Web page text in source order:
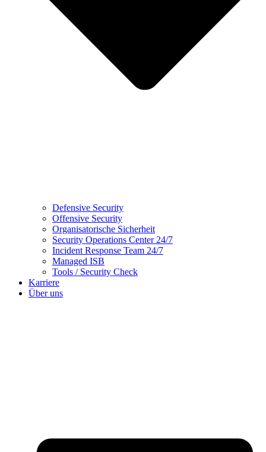
Defensive Security
Offensive Security
Organisatorische Sicherheit
Security Operations Center 24/7
Incident Response Team 24/7
Managed ISB
Tools / Security Check
Karriere
Über uns